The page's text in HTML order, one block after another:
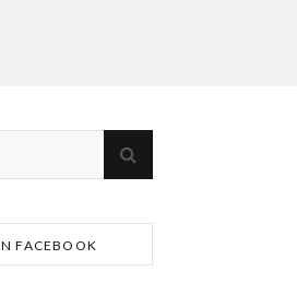
FACEBOOK